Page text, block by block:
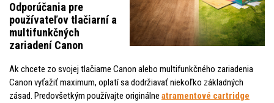
Odporúčania pre
používateľov tlačiarní a
multifunkčných
zariadení Canon
Ak chcete zo svojej tlačiarne Canon alebo multifunkčného zariadenia
Canon vyťažiť maximum, oplatí sa dodržiavať niekoľko základných
zásad. Predovšetkým používajte originálne atramentové cartridge